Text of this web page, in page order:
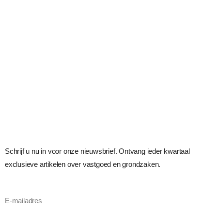
Schrijf u nu in voor onze nieuwsbrief. Ontvang ieder kwartaal
exclusieve artikelen over vastgoed en grondzaken.